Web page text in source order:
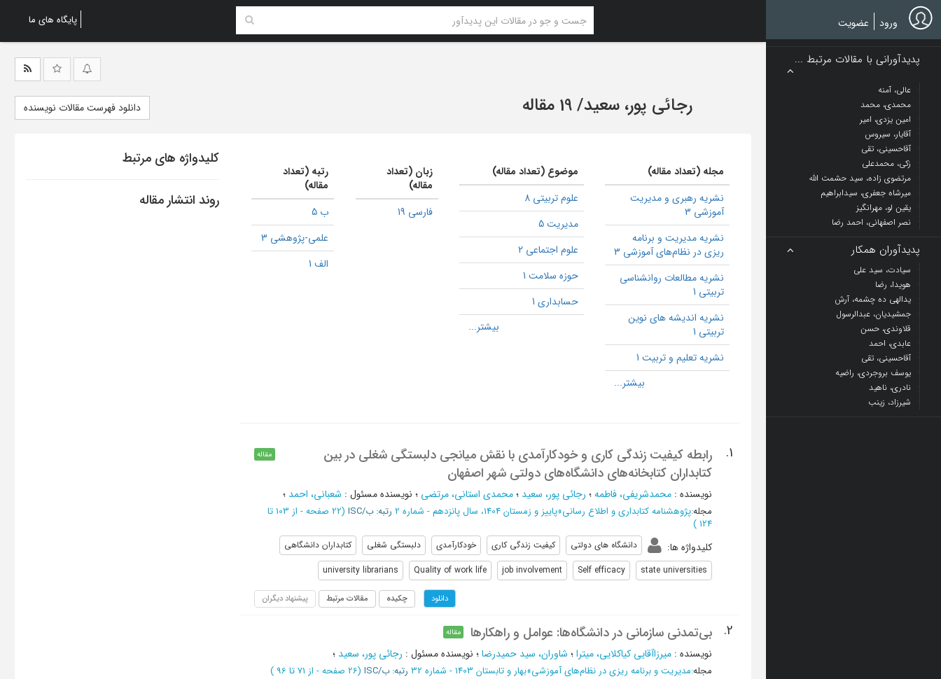
Skip
to
main
پایگاه های ما ورود عضویت
پدیدآورانی با مقالات مرتبط ...
عالی، آمنه
محمدی، محمد
امین یزدی، امیر
آقایار، سیروس
آقاحسینی، تقی
زکی، محمدعلی
مرتضوی زاده، سید حشمت الله
میرشاه جعفری، سیدابراهیم
یقین لو، مهرانگیز
نصر اصفهانی، احمد رضا
پدیدآوران همکار
سیادت، سید علی
هویدا، رضا
یدالهی ده چشمه، آرش
جمشیدیان، عبدالرسول
قلاوندی، حسن
عابدی، احمد
آقاحسینی، تقی
یوسف بروجردی، راضیه
نادری، ناهید
شیرزاد، زینب
رجائی پور، سعید/19 مقاله دانلود فهرست مقالات نویسنده
مجله (تعداد مقاله)
نشریه رهبری و مدیریت
آموزشی 3
نشریه مدیریت و برنامه
ریزی در نظام‌های آموزشی 3
نشریه مطالعات روانشناسی
تربیتی 1
نشریه اندیشه های نوین
تربیتی 1
نشریه تعلیم و تربیت 1
موضوع (تعداد مقاله)
علوم تربیتی 8
مدیریت 5
علوم اجتماعی 2
حوزه سلامت 1
حسابداری 1
زبان (تعداد
مقاله)
فارسی 19
رتبه (تعداد
مقاله)
ب 5
علمی-پژوهشی 3
الف 1
1.
رابطه کیفیت زندگی کاری و خودکارآمدی با نقش میانجی دلبستگی شغلی در بین
کتابداران کتابخانه‌های دانشگاه‌های دولتی شهر اصفهان
مقاله
نویسنده : محمدشریفی، فاطمه؛ رجائی پور، سعید ؛محمدی استانی، مرتضی ؛ نویسنده مسئول : شعبانی، احمد ؛
مجله:پژوهشنامه کتابداری و اطلاع رسانی»پاییز و زمستان 1404، سال پانزدهم - شماره 2 رتبه: ب/ISC (‎22 صفحه -
از 103 تا
124
)
کلیدواژه ها: دانشگاه های دولتی کیفیت زندگی کاری خودکارآمدی دلبستگی شغلی
کتابداران دانشگاهی
state universities
Self efficacy
job involvement
Quality of work life
university librarians
دانلود چکیده مقالات مرتبط پیشنهاد دیگران
2. بی‌تمدنی سازمانی در دانشگاه‌ها: عوامل و راهکارها مقاله
نویسنده : میرزاآقایی کیاکلایی، میترا؛ شاوران، سید حمیدرضا؛ نویسنده مسئول : رجائی پور، سعید ؛
مجله:مدیریت و برنامه ریزی در نظام‌های آموزشی»بهار و تابستان 1403 - شماره 32 رتبه: ب/ISC (‎26 صفحه - از 71 تا 96 )
کلیدواژه های مرتبط
روند انتشار مقاله